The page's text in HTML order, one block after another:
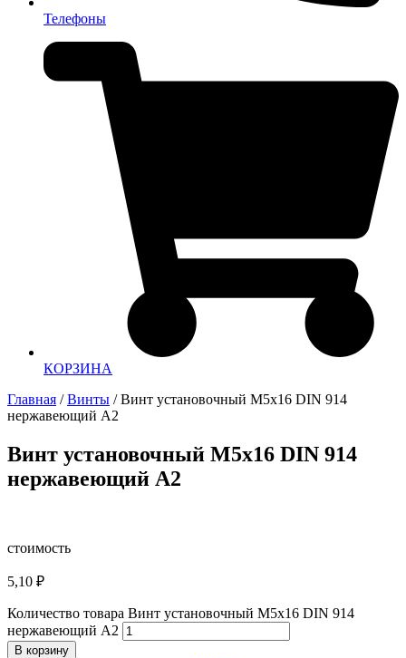
Телефоны
КОРЗИНА
Главная /Винты / Винт установочный М5х16 DIN 914
нержавеющий А2
Винт установочный М5х16 DIN 914
нержавеющий А2
стоимость
5,10 ₽
Количество товара Винт установочный М5х16 DIN 914
нержавеющий А2
В корзину